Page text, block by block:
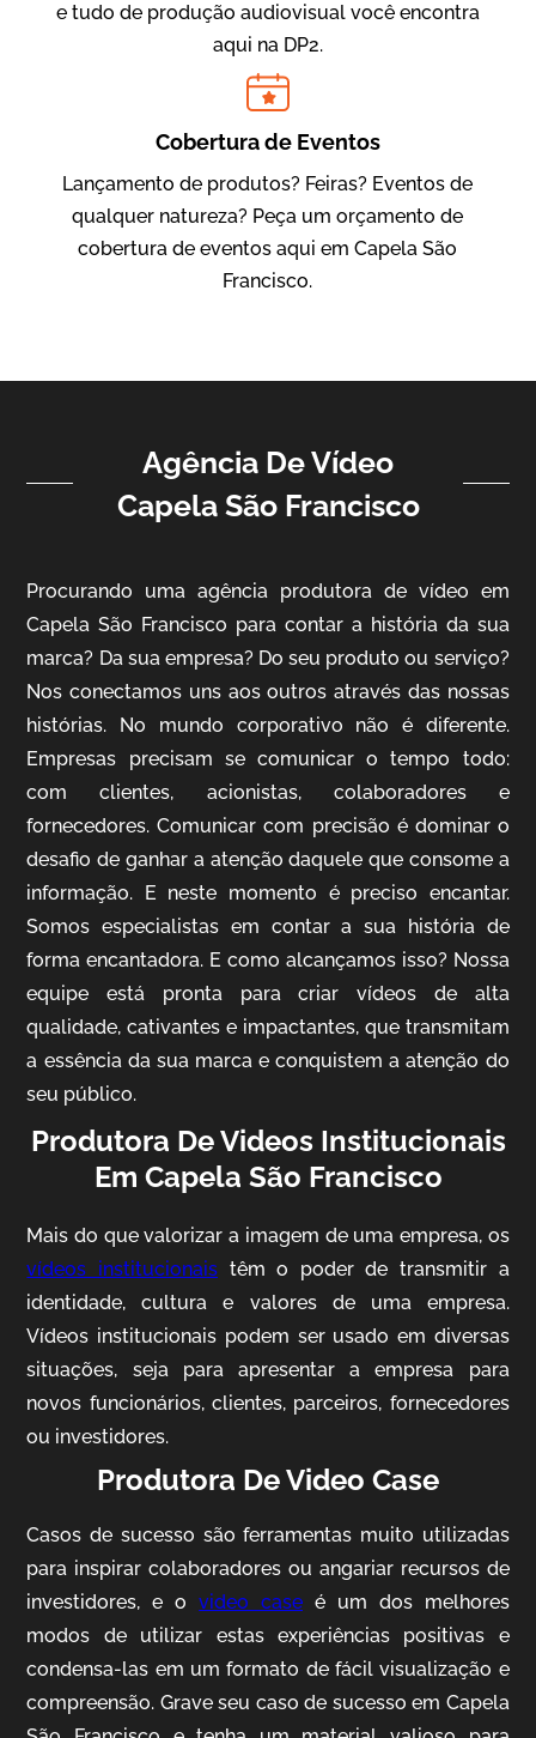
IBCC
Vídeo Institucional
Vídeo Institucional
IQVIA
Cobertura de Eventos
Mosaic
Vídeo Case
AgriBrasil
e tudo de produção audiovisual você encontra
aqui na DP2.
Cobertura de Eventos
Lançamento de produtos? Feiras? Eventos de
qualquer natureza? Peça um orçamento de
cobertura de eventos aqui em Capela São
Francisco.
Agência De Vídeo
Capela São Francisco
Procurando uma agência produtora de vídeo em
Capela São Francisco para contar a história da sua
marca? Da sua empresa? Do seu produto ou serviço?
Nos conectamos uns aos outros através das nossas
histórias. No mundo corporativo não é diferente.
Empresas precisam se comunicar o tempo todo:
com clientes, acionistas, colaboradores e
fornecedores. Comunicar com precisão é dominar o
desafio de ganhar a atenção daquele que consome a
informação. E neste momento é preciso encantar.
Somos especialistas em contar a sua história de
forma encantadora. E como alcançamos isso? Nossa
equipe está pronta para criar vídeos de alta
qualidade, cativantes e impactantes, que transmitam
a essência da sua marca e conquistem a atenção do
seu público.
Produtora De Videos Institucionais
Em Capela São Francisco
Mais do que valorizar a imagem de uma empresa, os
vídeos institucionais têm o poder de transmitir a
identidade, cultura e valores de uma empresa.
Vídeos institucionais podem ser usado em diversas
situações, seja para apresentar a empresa para
novos funcionários, clientes, parceiros, fornecedores
ou investidores.
Produtora De Video Case
Casos de sucesso são ferramentas muito utilizadas
para inspirar colaboradores ou angariar recursos de
investidores, e ovideo case é um dos melhores
modos de utilizar estas experiências positivas e
condensa-las em um formato de fácil visualização e
compreensão. Grave seu caso de sucesso em Capela